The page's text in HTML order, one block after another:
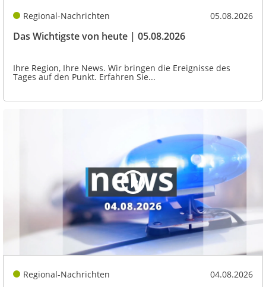
Regional-Nachrichten 05.08.2026
Das Wichtigste von heute | 05.08.2026
Ihre Region, Ihre News. Wir bringen die Ereignisse des
Tages auf den Punkt. Erfahren Sie...
Regional-Nachrichten 04.08.2026